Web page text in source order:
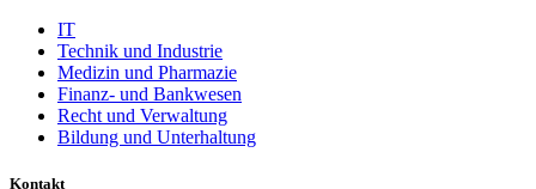
IT
Technik und Industrie
Medizin und Pharmazie
Finanz- und Bankwesen
Recht und Verwaltung
Bildung und Unterhaltung
Kontakt